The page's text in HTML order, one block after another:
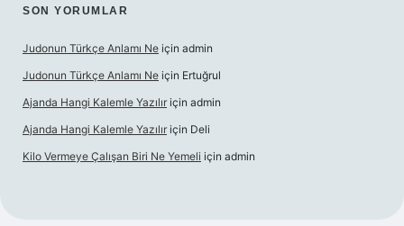
SON YORUMLAR
Judonun Türkçe Anlamı Ne için admin
Judonun Türkçe Anlamı Ne için Ertuğrul
Ajanda Hangi Kalemle Yazılır için admin
Ajanda Hangi Kalemle Yazılır için Deli
Kilo Vermeye Çalışan Biri Ne Yemeli için admin